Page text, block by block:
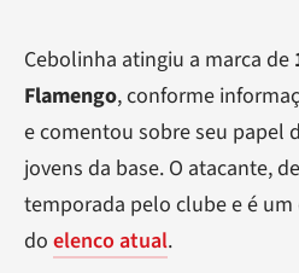
Cebolinha atingiu a marca de
Flamengo, conforme
e comentou sobre seu papel
jovens da base. O atacante,
temporada pelo clube e é
do elenco atual.